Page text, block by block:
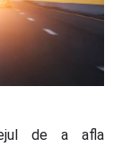
de a afla